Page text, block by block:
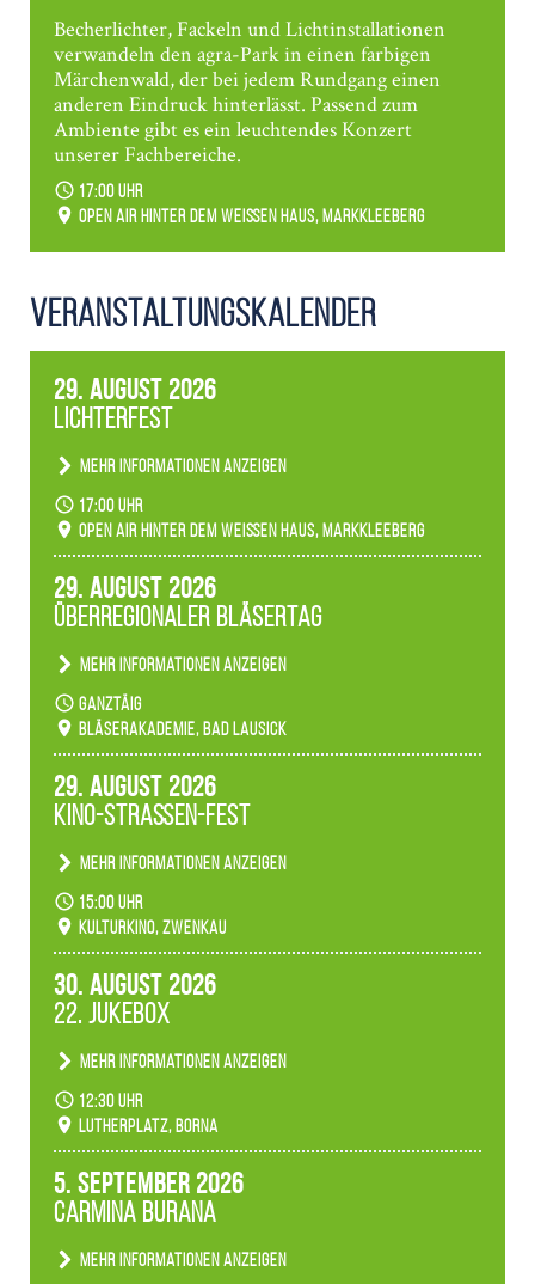
Becherlichter, Fackeln und Lichtinstallationen
verwandeln den agra-Park in einen farbigen
Märchenwald, der bei jedem Rundgang einen
anderen Eindruck hinterlässt. Passend zum
Ambiente gibt es ein leuchtendes Konzert
unserer Fachbereiche.
17:00 Uhr
Open Air hinter dem weißen Haus, Markkleeberg
Veranstaltungs­kalender
29. August 2026
Lichterfest
Mehr Informationen anzeigen
Becherlichter, Fackeln und Lichtinstallationen
verwandeln den agra-Park in einen farbigen
Märchenwald, der bei jedem Rundgang einen
Ambiente gibt es ein leuchtendes Konzert
unserer Fachbereiche.
17:00 Uhr
Open Air hinter dem weißen Haus, Markkleeberg
29. August 2026
Überregionaler Bläsertag
Mehr Informationen anzeigen
Teilnahme der Bläserklassen.
ganztäig
Bläserakademie, Bad Lausick
29. August 2026
Kino-Straßen-Fest
Mehr Informationen anzeigen
Konzert unserer Zwenkauer Schüler und
Schülerinnen zum Fest des Kulturkinos.
15:00 Uhr
Kulturkino, Zwenkau
30. August 2026
22. Jukebox
Mehr Informationen anzeigen
Anlässlicher der 775-Jahrfeier der Stadt Borna
spielen wir noch einmal unser aktuelles
Jukeboxprogramm zum Stadtfest.
12:30 Uhr
Lutherplatz, Borna
5. September 2026
Carmina Burana
Mehr Informationen anzeigen